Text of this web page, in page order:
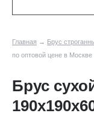
Главная → Брус
по оптовой цене в
Брус